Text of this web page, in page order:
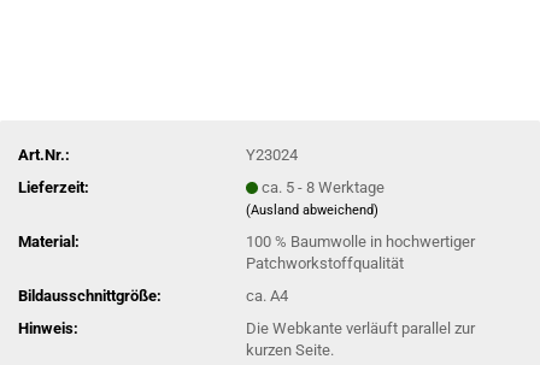
Art.Nr.:
Y23024
Lieferzeit:
ca. 5 - 8 Werktage
(Ausland abweichend)
Material:
100 % Baumwolle in hochwertiger
Patchworkstoffqualität
Bildausschnittgröße:
ca. A4
Hinweis:
Die Webkante verläuft parallel zur
kurzen Seite.